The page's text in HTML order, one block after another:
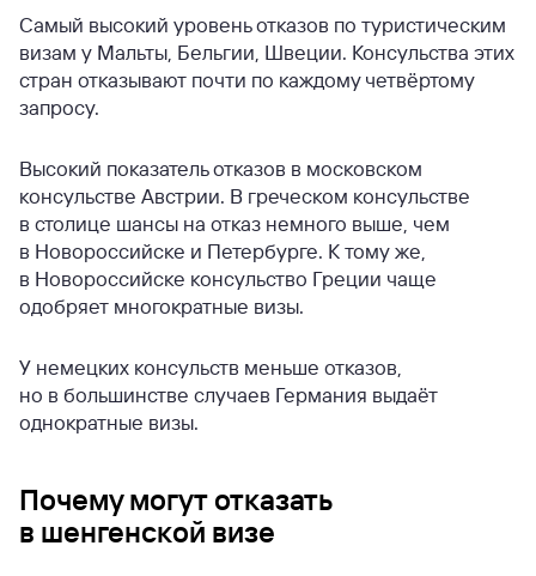
Самый высокий уровень отказов по туристическим
визам у Мальты, Бельгии, Швеции. Консульства этих
стран отказывают почти по каждому четвёртому
запросу.
Высокий показатель отказов в московском
консульстве Австрии. В греческом консульстве
в столице шансы на отказ немного выше, чем
в Новороссийске и Петербурге. К тому же,
в Новороссийске консульство Греции чаще
одобряет многократные визы.
У немецких консульств меньше отказов,
но в большинстве случаев Германия выдаёт
однократные визы.
Почему могут отказать
в шенгенской визе